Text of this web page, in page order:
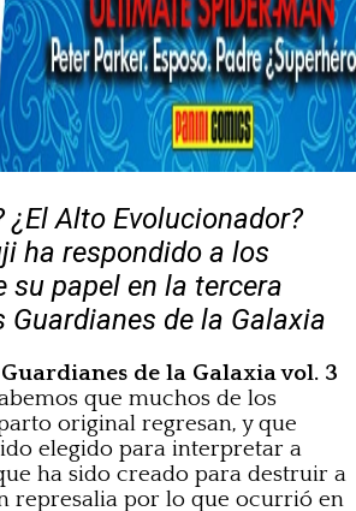
¿El Alto Evolucionador?
ha respondido a los
su papel en la tercera
Guardianes de la Galaxia
Guardianes de la Galaxia vol. 3
que muchos de los
original regresan, y que
elegido para interpretar a
ha sido creado para destruir a
represalia por lo que ocurrió en